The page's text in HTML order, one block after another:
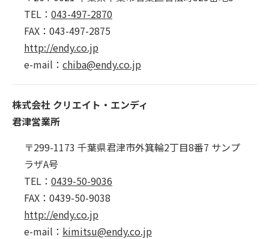
TEL： 043-497-2870
FAX：043-497-2875
http://endy.co.jp
e-mail： chiba@endy.co.jp
株式会社 クリエイト・エンディ
君津営業所
〒299-1173 千葉県君津市外箕輪2丁目8番7 サンプ
ラザA号
TEL： 0439-50-9036
FAX：0439-50-9038
http://endy.co.jp
e-mail： kimitsu@endy.co.jp